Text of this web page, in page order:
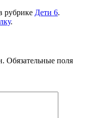
рубрике Дети 6.
.
Обязательные поля